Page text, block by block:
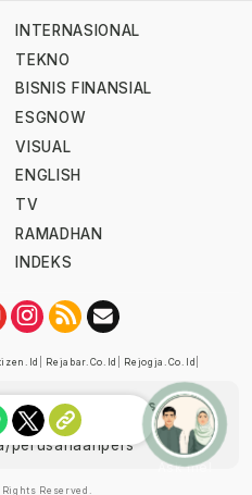
INTERNASIONAL
TEKNO
BISNIS FINANSIAL
ESGNOW
VISUAL
ENGLISH
TV
RAMADHAN
INDEKS
Rejabar.co.id Rejogja.co.id
oleh Dewan Pers
K/XII/2022
perusahaanpers
Reserved.
Ask me!